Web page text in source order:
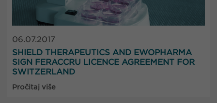
06.07.2017
SHIELD THERAPEUTICS AND EWOPHARMA
SIGN FERACCRU LICENCE AGREEMENT FOR
SWITZERLAND
Pročitaj više